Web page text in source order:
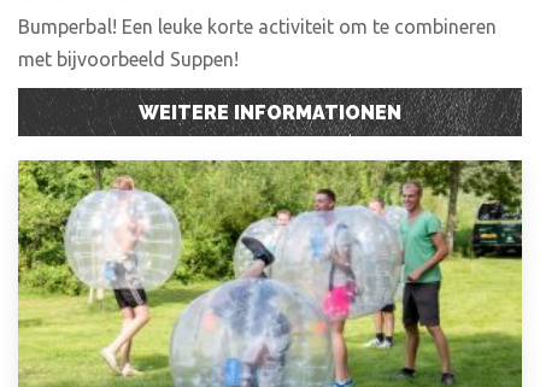
Bumperbal! Een leuke korte activiteit om te combineren
met bijvoorbeeld Suppen!
WEITERE INFORMATIONEN